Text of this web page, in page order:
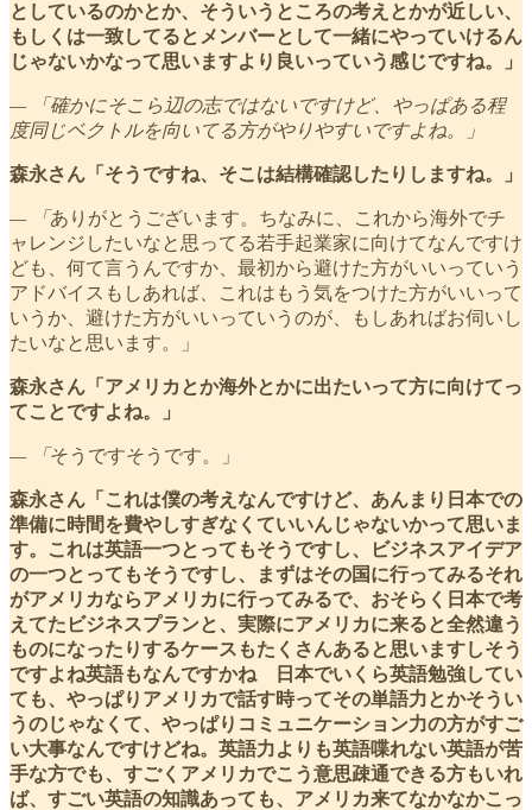
としているのかとか、そういうところの考えとかが近しい、
もしくは一致してるとメンバーとして一緒にやっていけるん
じゃないかなって思いますより良いっていう感じですね。」
— 「確かにそこら辺の志ではないですけど、やっぱある程
度同じベクトルを向いてる方がやりやすいですよね。」
森永さん「そうですね、そこは結構確認したりしますね。」
— 「 ありがとうございます。ちなみに、これから海外でチ
ャレンジしたいなと思ってる若手起業家に向けてなんですけ
ども、何て言うんですか、最初から避けた方がいいっていう
アドバイスもしあれば、これはもう気をつけた方がいいって
いうか、避けた方がいいっていうのが、もしあればお伺いし
たいなと思います。」
森永さん「アメリカとか海外とかに出たいって方に向けてっ
てことですよね。」
— 「 そうですそうです。」
森永さん「これは僕の考えなんですけど、あんまり日本での
準備に時間を費やしすぎなくていいんじゃないかって思いま
す。これは英語一つとってもそうですし、ビジネスアイデア
の一つとってもそうですし、まずはその国に行ってみるそれ
がアメリカならアメリカに行ってみるで、おそらく日本で考
えてたビジネスプランと、実際にアメリカに来ると全然違う
ものになったりするケースもたくさんあると思いますしそう
ですよね英語もなんですかね 日本でいくら英語勉強してい
ても、やっぱりアメリカで話す時ってその単語力とかそうい
うのじゃなくて、やっぱりコミュニケーション力の方がすご
い大事なんですけどね。英語力よりも英語喋れない英語が苦
手な方でも、すごくアメリカでこう意思疎通できる方もいれ
ば、すごい英語の知識あっても、アメリカ来てなかなかこっ